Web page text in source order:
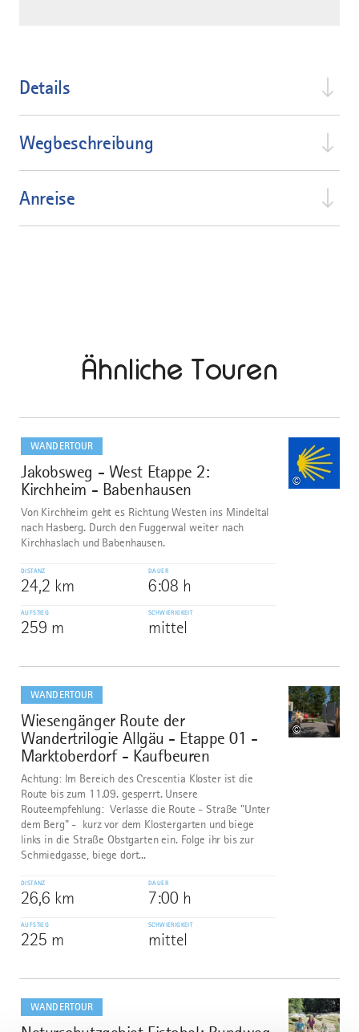
Details
Wegbeschreibung
Anreise
Ähnliche Touren
WANDERTOUR
1
Jakobsweg - West Etappe 2:
Kirchheim - Babenhausen
©
Von Kirchheim geht es Richtung Westen ins Mindeltal
nach Hasberg. Durch den Fuggerwal weiter nach
Kirchhaslach und Babenhausen.
DISTANZ
24,2 km
DAUER
6:08 h
AUFSTIEG
259 m
SCHWIERIGKEIT
mittel
dazu
WANDERTOUR
2
Wiesengänger Route der
Wandertrilogie Allgäu - Etappe 01 -
Marktoberdorf - Kaufbeuren
©
Achtung: Im Bereich des Crescentia Kloster ist die
Route bis zum 11.09. gesperrt. Unsere
Routeempfehlung: Verlasse die Route - Straße "Unter
dem Berg" - kurz vor dem Klostergarten und biege
links in die Straße Obstgarten ein. Folge ihr bis zur
Schmiedgasse, biege dort...
DISTANZ
26,6 km
DAUER
7:00 h
AUFSTIEG
225 m
SCHWIERIGKEIT
mittel
dazu
WANDERTOUR
dazu